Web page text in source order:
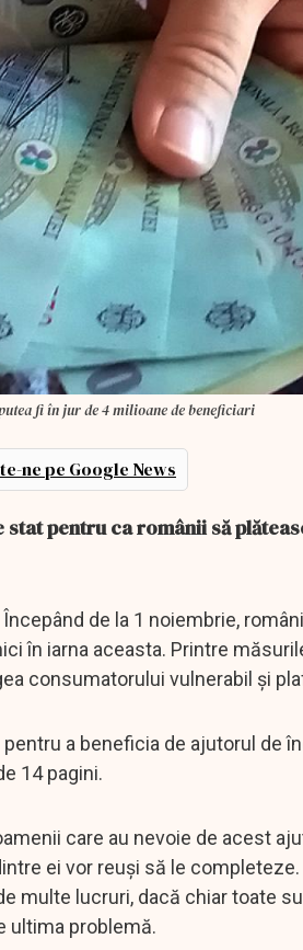
fi în jur de 4 milioane de beneficiari
ne pe Google News
pentru ca românii să
de la 1 noiembrie,
în iarna aceasta. Printre
consumatorului vulnerabil şi
a beneficia de ajutorul de
14 pagini.
care au nevoie de acest
ei vor reuşi să le
multe lucruri, dacă chiar toate
ultima problemă.